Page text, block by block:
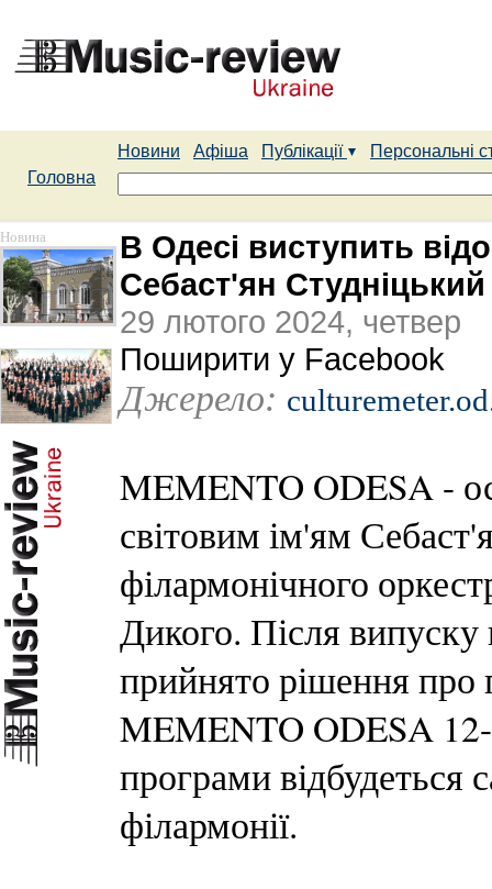
Новини Афіша Публікації
Персональні
Головна
Новина
В Одесі виступить
Себаст'ян
29 лютого 2024, четвер
Поширити у Facebook
Джерело:
MEMENTO ODESA -
світовим ім'ям
філармонічного
Дикого. Після випуску
прийнято рішення про
MEMENTO ODESA
програми відбудеться
філармонії.